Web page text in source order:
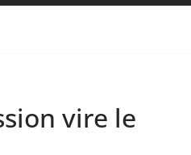
vire le